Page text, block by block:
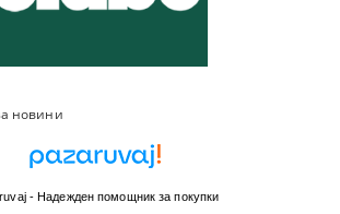
новини
- Надежден помощник за покупки